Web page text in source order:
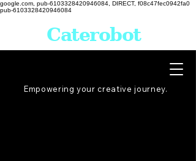
google.com, pub-6103328420946084, DIRECT, f08c47fec0942fa0
pub-6103328420946084
Empowering your creative journey.
Caterobot